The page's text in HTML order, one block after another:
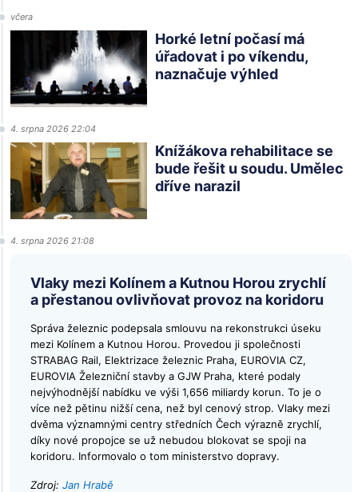
včera
Horké letní počasí má
úřadovat i po víkendu,
naznačuje výhled
4. srpna 2026 22:04
Knížákova rehabilitace se
bude řešit u soudu. Umělec
dříve narazil
4. srpna 2026 21:08
Vlaky mezi Kolínem a Kutnou Horou zrychlí
a přestanou ovlivňovat provoz na koridoru
Správa železnic podepsala smlouvu na rekonstrukci úseku
mezi Kolínem a Kutnou Horou. Provedou ji společnosti
STRABAG Rail, Elektrizace železnic Praha, EUROVIA CZ,
EUROVIA Železniční stavby a GJW Praha, které podaly
nejvýhodnější nabídku ve výši 1,656 miliardy korun. To je o
více než pětinu nižší cena, než byl cenový strop. Vlaky mezi
dvěma významnými centry středních Čech výrazně zrychlí,
díky nové propojce se už nebudou blokovat se spoji na
koridoru. Informovalo o tom ministerstvo dopravy.
Zdroj: Jan Hrabě